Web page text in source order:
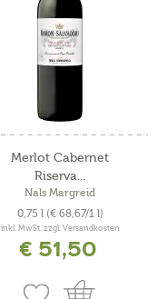
Merlot Cabernet
Riserva...
Nals Margreid
0,75 l (€ 68,67/1 l)
inkl. MwSt. zzgl. Versandkosten
€ 51,50